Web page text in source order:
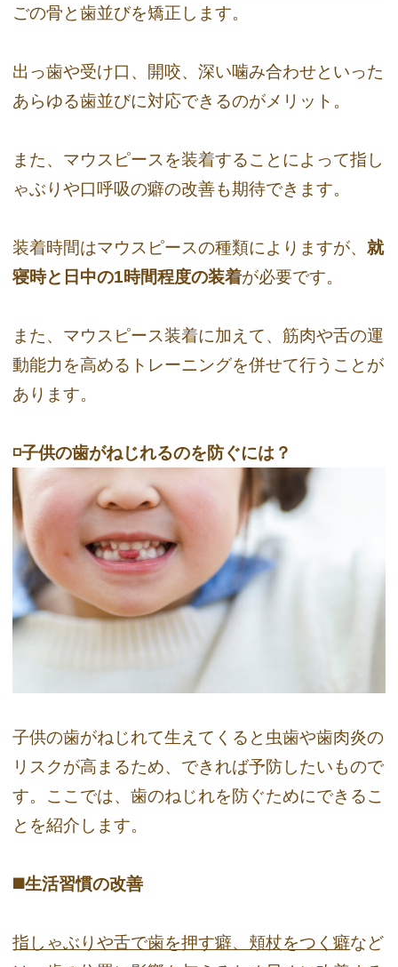
ごの骨と歯並びを矯正します。
出っ歯や受け口、開咬、深い噛み合わせといった
あらゆる歯並びに対応できるのがメリット。
また、マウスピースを装着することによって指し
ゃぶりや口呼吸の癖の改善も期待できます。
装着時間はマウスピースの種類によりますが、就
寝時と日中の1時間程度の装着が必要です。
また、マウスピース装着に加えて、筋肉や舌の運
動能力を高めるトレーニングを併せて行うことが
あります。
◽️子供の歯がねじれるのを防ぐには？
子供の歯がねじれて生えてくると虫歯や歯肉炎の
リスクが高まるため、できれば予防したいもので
す。ここでは、歯のねじれを防ぐためにできるこ
とを紹介します。
◼️生活習慣の改善
指しゃぶりや舌で歯を押す癖、頬杖をつく癖など